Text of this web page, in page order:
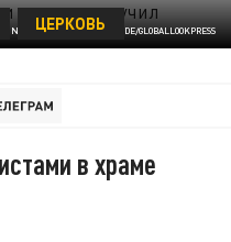
WWW.IMAGO-IMAGES.DE/GLOBALLOOKPRESS
ЦЕРКОВЬ
в храме